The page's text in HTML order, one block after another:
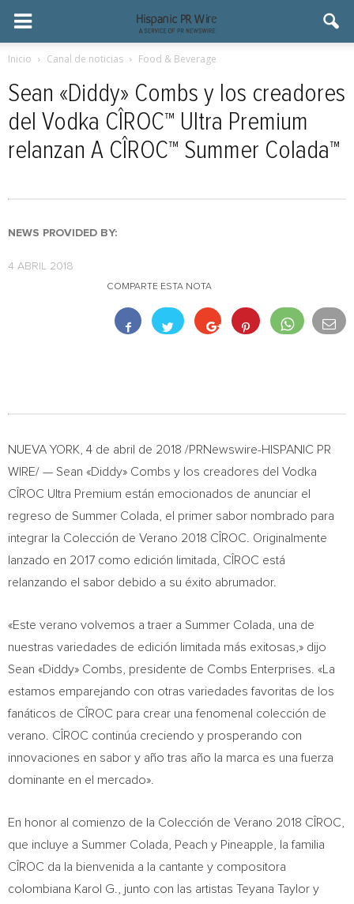
Inicio Canal de noticias Food & Beverage
Sean «Diddy» Combs y los creadores
del Vodka CÎROC™ Ultra Premium
relanzan A CÎROC™ Summer Colada™
NEWS PROVIDED BY:
4 ABRIL 2018
COMPARTE ESTA NOTA
NUEVA YORK , 4 de abril de 2018 /PRNewswire-HISPANIC PR
WIRE/ — Sean «Diddy» Combs y los creadores del Vodka
CÎROC Ultra Premium están emocionados de anunciar el
regreso de Summer Colada , el primer sabor nombrado para
integrar la Colección de Verano 2018 CÎROC. Originalmente
lanzado en 2017 como edición limitada, CÎROC está
relanzando el sabor debido a su éxito abrumador.
«Este verano volvemos a traer a Summer Colada , una de
nuestras variedades de edición limitada más exitosas,» dijo
Sean «Diddy» Combs, presidente de Combs Enterprises. «La
estamos emparejando con otras variedades favoritas de los
fanáticos de CÎROC para crear una fenomenal colección de
verano. CÎROC continúa creciendo y prosperando con
innovaciones en sabor y año tras año la marca es una fuerza
dominante en el mercado».
En honor al comienzo de la Colección de Verano 2018 CÎROC,
que incluye a Summer Colada , Peach y Pineapple, la familia
CÎROC da la bienvenida a la cantante y compositora
colombiana Karol G., junto con las artistas Teyana Taylor y